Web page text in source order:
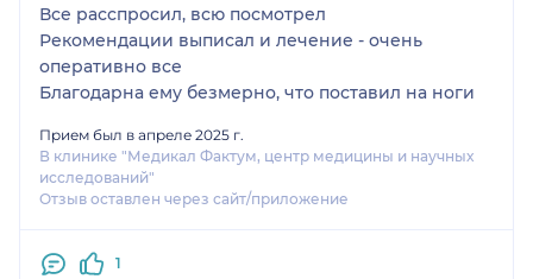
Все расспросил, всю посмотрел
Рекомендации выписал и лечение - очень
оперативно все
Благодарна ему безмерно, что поставил на ноги
Прием был в апреле 2025 г.
В клинике "Медикал Фактум, центр медицины и научных
исследований"
Отзыв оставлен через сайт/приложение
1